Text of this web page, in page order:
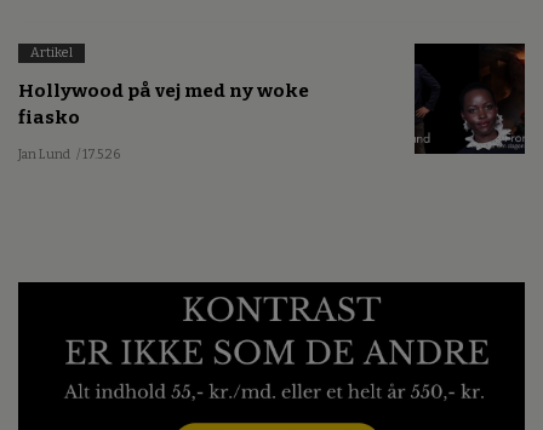
Artikel
Hollywood på vej med ny woke
fiasko
Jan Lund / 17.5.26